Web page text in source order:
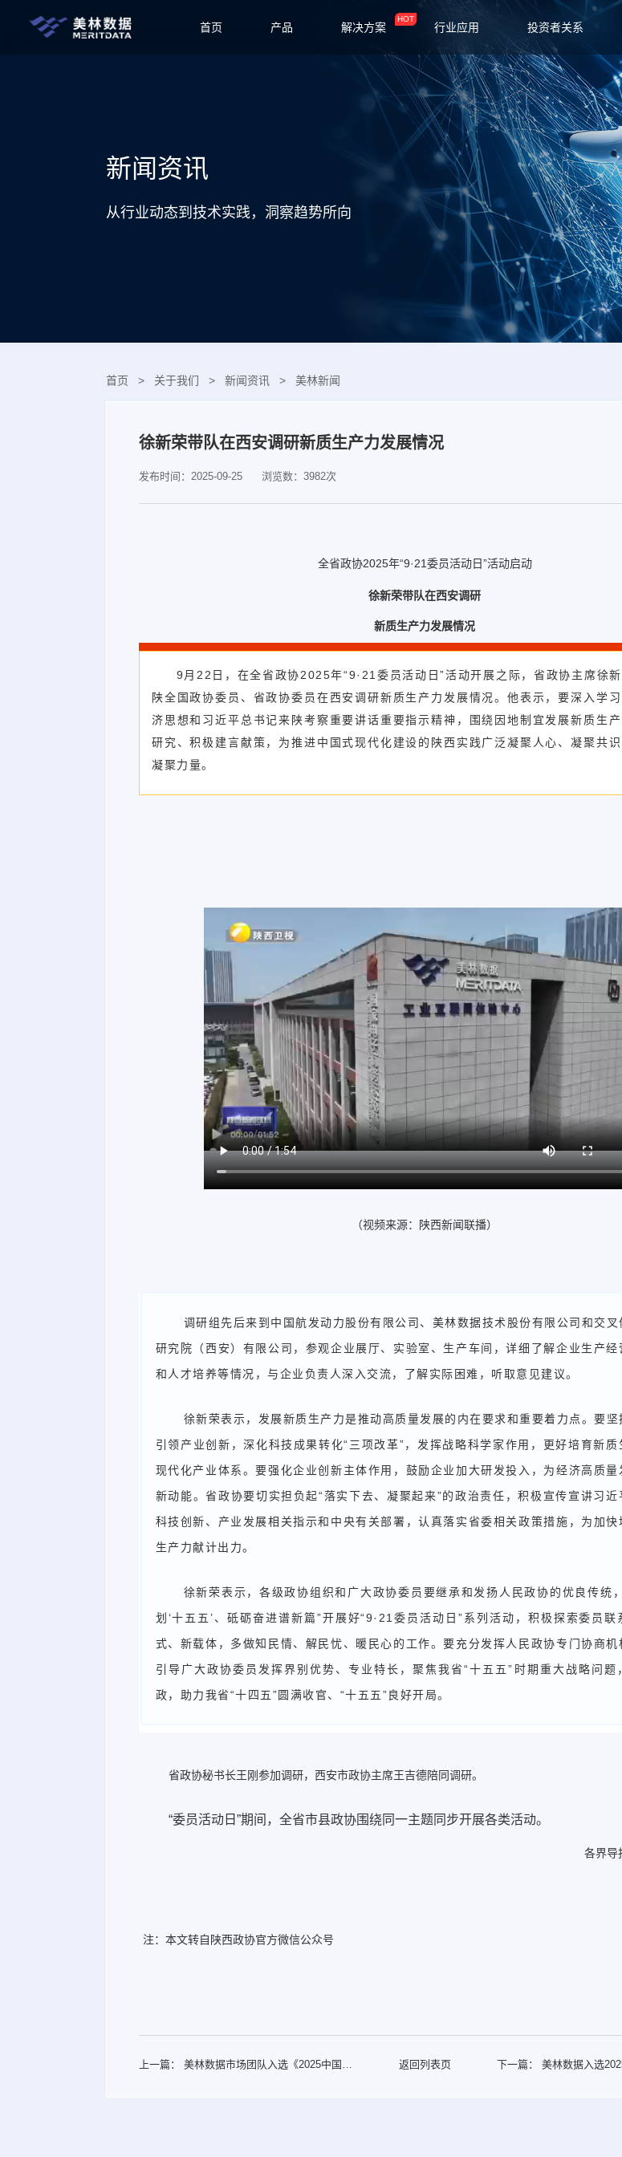
首页 产品 解决方案
HOT
行业应用 投资者关系
新闻资讯
从行业动态到技术实践，洞察趋势所向
首页 > 关于我们 > 新闻资讯 > 美林新闻
徐新荣带队在西安调研新质生产力发展情况
发布时间：2025-09-25 浏览数：3982次
全省政协2025年“9·21委员活动日”活动启动
徐新荣带队在西安调研
新质生产力发展情况
9月22日，在全省政协2025年“9·21委员活动日”活动开展之际，省政协主席徐
陕全国政协委员、省政协委员在西安调研新质生产力发展情况。他表示，要深入学
济思想和习近平总书记来陕考察重要讲话重要指示精神，围绕因地制宜发展新质生
研究、积极建言献策，为推进中国式现代化建设的陕西实践广泛凝聚人心、凝聚共识
凝聚力量。
（视频来源：陕西新闻联播）
调研组先后来到中国航发动力股份有限公司、美林数据技术股份有限公司和交叉
研究院（西安）有限公司，参观企业展厅、实验室、生产车间，详细了解企业生产经
和人才培养等情况，与企业负责人深入交流，了解实际困难，听取意见建议。
徐新荣表示，发展新质生产力是推动高质量发展的内在要求和重要着力点。要坚
引领产业创新，深化科技成果转化“三项改革”，发挥战略科学家作用，更好培育新质
现代化产业体系。要强化企业创新主体作用，鼓励企业加大研发投入，为经济高质量
新动能。省政协要切实担负起“落实下去、凝聚起来”的政治责任，积极宣传宣讲习近
科技创新、产业发展相关指示和中央有关部署，认真落实省委相关政策措施，为加快
生产力献计出力。
徐新荣表示，各级政协组织和广大政协委员要继承和发扬人民政协的优良传统
划‘十五五’、砥砺奋进谱新篇”开展好“9·21委员活动日”系列活动，积极探索委员联
式、新载体，多做知民情、解民忧、暖民心的工作。要充分发挥人民政协专门协商机
引导广大政协委员发挥界别优势、专业特长，聚焦我省“十五五”时期重大战略问题
政，助力我省“十四五”圆满收官、“十五五”良好开局。
省政协秘书长王刚参加调研，西安市政协主席王吉德陪同调研。
“委员活动日”期间，全省市县政协围绕同一主题同步开展各类活动。
各界导
注：本文转自陕西政协官方微信公众号
上一篇： 美林数据市场团队入选《2025中国数
返回列表页 下一篇：美林数据入选